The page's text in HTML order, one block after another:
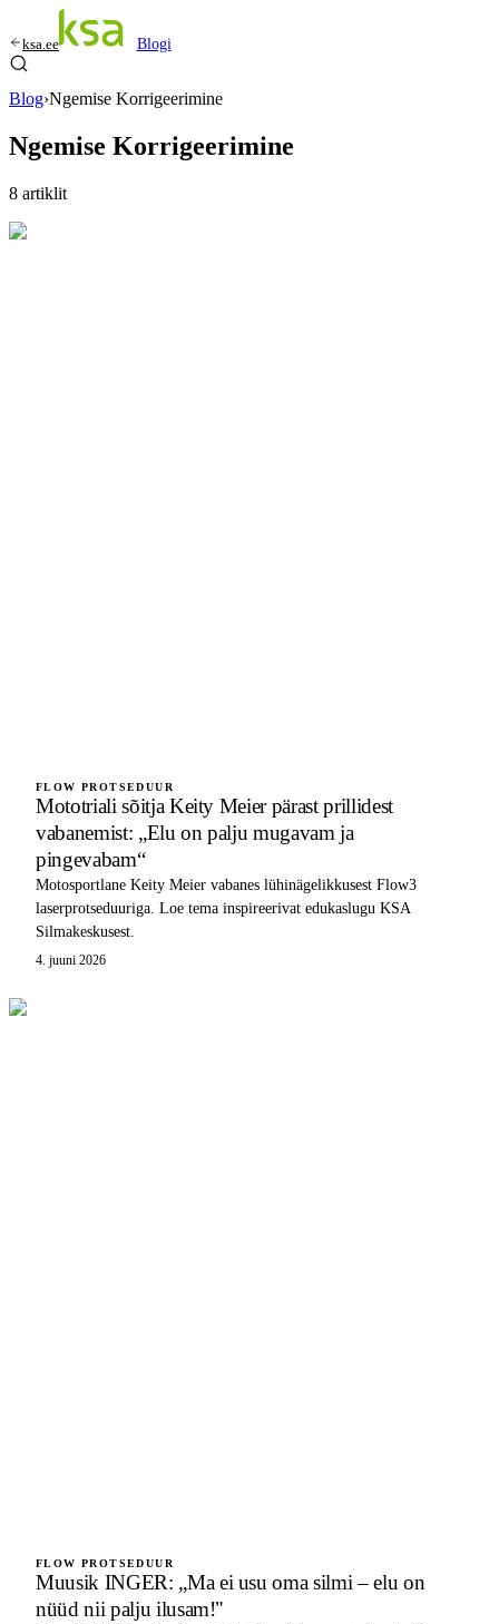
ksa.ee Blogi
Blog›Ngemise Korrigeerimine
Ngemise Korrigeerimine
8 artiklit
FLOW PROTSEDUUR
Mototriali sõitja Keity Meier pärast prillidest
vabanemist: „Elu on palju mugavam ja
pingevabam“
Motosportlane Keity Meier vabanes lühinägelikkusest Flow3
laserprotseduuriga. Loe tema inspireerivat edukaslugu KSA
Silmakeskusest.
4. juuni 2026
FLOW PROTSEDUUR
Muusik INGER: „Ma ei usu oma silmi – elu on
nüüd nii palju ilusam!"